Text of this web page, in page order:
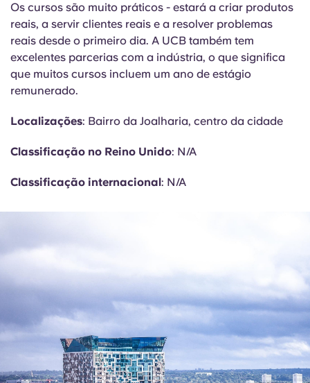
Os cursos são muito práticos - estará a criar produtos
reais, a servir clientes reais e a resolver problemas
reais desde o primeiro dia. A UCB também tem
excelentes parcerias com a indústria, o que significa
que muitos cursos incluem um ano de estágio
remunerado.
Localizações: Bairro da Joalharia, centro da cidade
Classificação no Reino Unido: N/A
Classificação internacional: N/A